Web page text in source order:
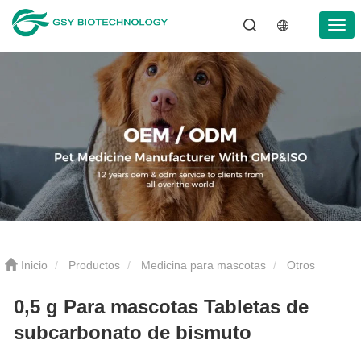
Inicio Productos Medicina para mascotas Otros
medicamentos 0,5 g Para mascotas Tabletas de subcarbonato
de bismuto
0,5 g Para mascotas Tabletas de
subcarbonato de bismuto